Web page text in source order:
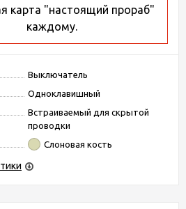
карта "настоящий прораб"
каждому.
Выключатель
Одноклавишный
Встраиваемый для скрытой
проводки
Слоновая кость